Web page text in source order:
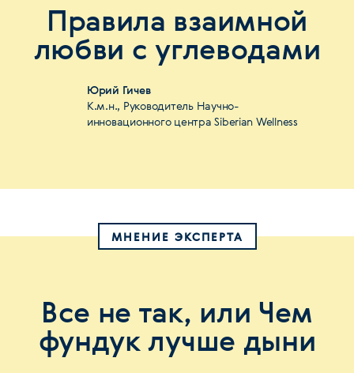
Правила взаимной
любви с углеводами
Юрий Гичев
К.м.н., Руководитель Научно-
инновационного центра Siberian Wellness
МНЕНИЕ ЭКСПЕРТА
Все не так, или Чем
фундук лучше дыни